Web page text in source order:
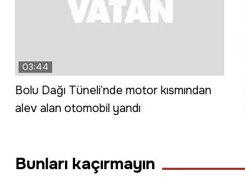
03:44
Bolu Dağı Tüneli’nde motor kısmından
alev alan otomobil yandı
Bunları kaçırmayın